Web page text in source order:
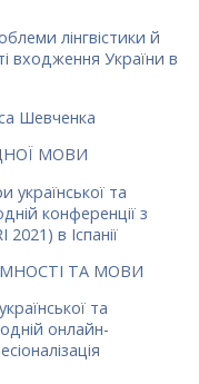
лінгвістики й
входження України в
Шевченка
МОВИ
української та
конференції з
в Іспанії
ТА МОВИ
та
онлайн-